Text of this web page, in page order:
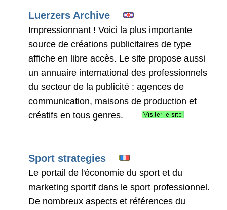
Luerzers Archive
Impressionnant ! Voici la plus importante
source de créations publicitaires de type
affiche en libre accès. Le site propose aussi
un annuaire international des professionnels
du secteur de la publicité : agences de
communication, maisons de production et
créatifs en tous genres.
Sport strategies
Le portail de l'économie du sport et du
marketing sportif dans le sport professionnel.
De nombreux aspects et références du